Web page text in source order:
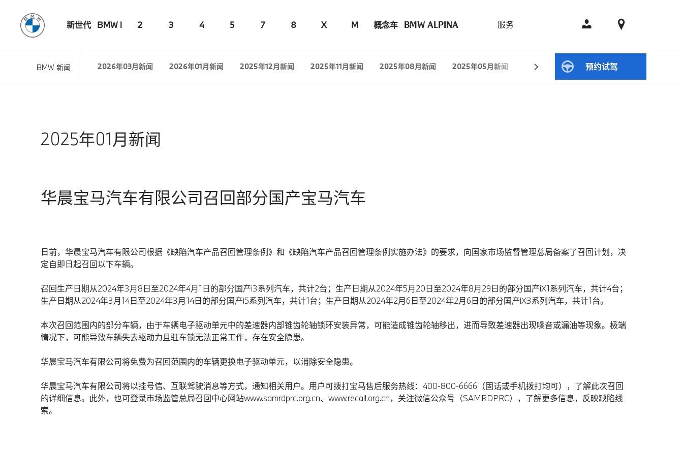
新世代 BMW i 2 3 4 5 7 8 X M 概念车 BMW ALPINA 服务
BMW 新闻 2026年03月新闻 2026年01月新闻 2025年12月新闻 2025年11月新闻 2025年08月新闻 2025年05月新闻 2025年04月新闻 2025年01月新闻
预约试驾
2025年01月新闻
华晨宝马汽车有限公司召回部分国产宝马汽车
日前，华晨宝马汽车有限公司根据《缺陷汽车产品召回管理条例》和《缺陷汽车产品召回管理条例实施办法》的要求，向国家市场监督管理总局备案了召回计划，决
定自即日起召回以下车辆。
召回生产日期从2024年3月8日至2024年4月1日的部分国产i3系列汽车，共计2台；生产日期从2024年5月20日至2024年8月29日的部分国产iX1系列汽车，共计4台；
生产日期从2024年3月14日至2024年3月14日的部分国产i5系列汽车，共计1台；生产日期从2024年2月6日至2024年2月6日的部分国产iX3系列汽车，共计1台。
本次召回范围内的部分车辆，由于车辆电子驱动单元中的差速器内部锥齿轮轴锁环安装异常，可能造成锥齿轮轴移出，进而导致差速器出现噪音或漏油等现象。极端
情况下，可能导致车辆失去驱动力且驻车锁无法正常工作，存在安全隐患。
华晨宝马汽车有限公司将免费为召回范围内的车辆更换电子驱动单元，以消除安全隐患。
华晨宝马汽车有限公司将以挂号信、互联驾驶消息等方式，通知相关用户。用户可拨打宝马售后服务热线：400-800-6666（固话或手机拨打均可），了解此次召回
的详细信息。此外，也可登录市场监管总局召回中心网站www.samrdprc.org.cn、www.recall.org.cn，关注微信公众号（SAMRDPRC），了解更多信息，反映缺陷线
索。